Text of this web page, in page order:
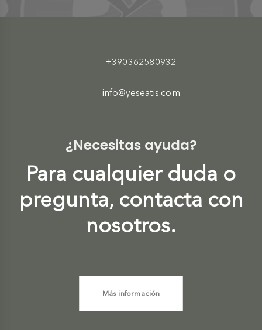
+390362580932
info@yeseatis.com
¿Necesitas ayuda?
Para cualquier duda o
pregunta, contacta con
nosotros.
Más información